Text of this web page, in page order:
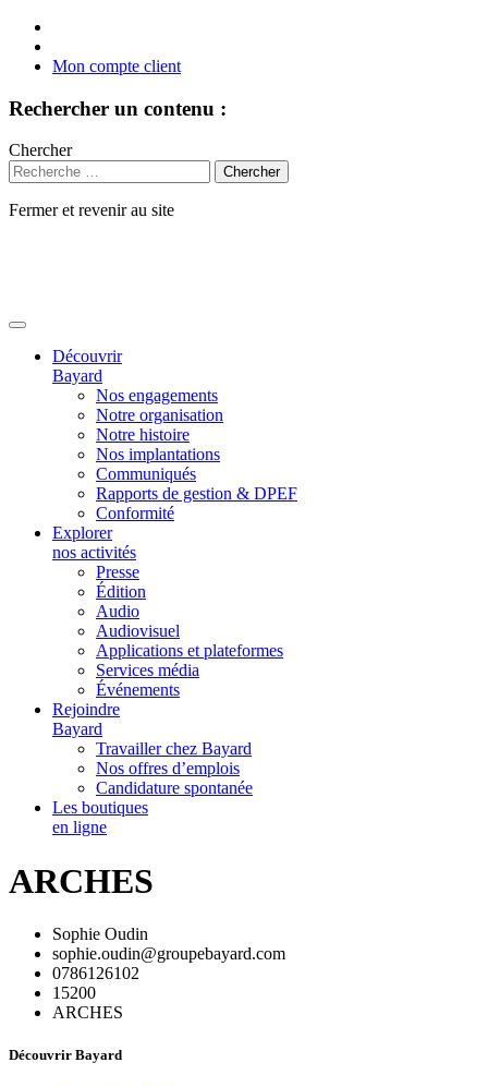
Mon compte client
Rechercher un contenu :
Chercher
Fermer et revenir au site
Découvrir
Bayard
Nos engagements
Notre organisation
Notre histoire
Nos implantations
Communiqués
Rapports de gestion & DPEF
Conformité
Explorer
nos activités
Presse
Édition
Audio
Audiovisuel
Applications et plateformes
Services média
Événements
Rejoindre
Bayard
Travailler chez Bayard
Nos offres d’emplois
Candidature spontanée
Les boutiques
en ligne
ARCHES
Sophie Oudin
sophie.oudin@groupebayard.com
0786126102
15200
ARCHES
Découvrir Bayard